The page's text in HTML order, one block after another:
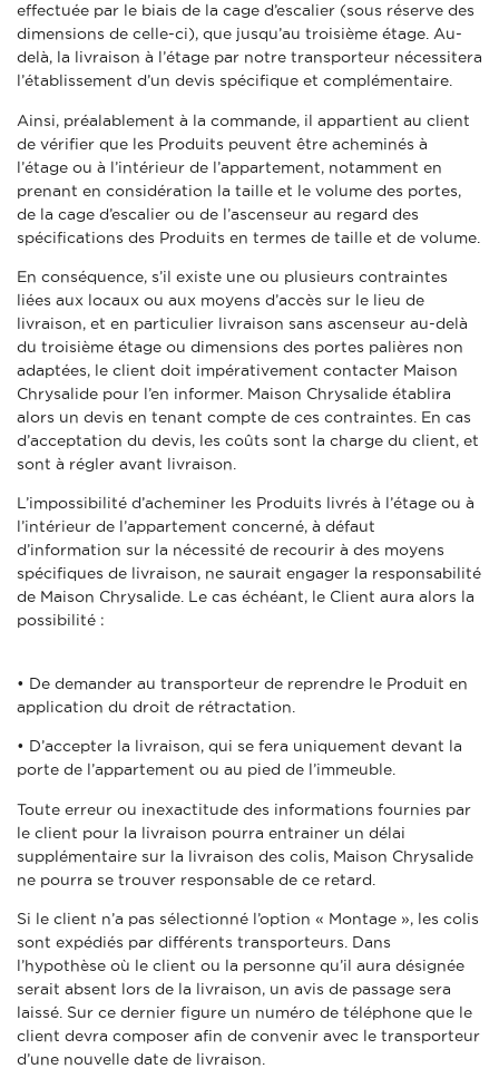
effectuée par le biais de la cage d’escalier (sous réserve des
dimensions de celle-ci), que jusqu’au troisième étage. Au-
delà, la livraison à l’étage par notre transporteur nécessitera
l’établissement d’un devis spécifique et complémentaire.
Ainsi, préalablement à la commande, il appartient au client
de vérifier que les Produits peuvent être acheminés à
l’étage ou à l’intérieur de l’appartement, notamment en
prenant en considération la taille et le volume des portes,
de la cage d’escalier ou de l’ascenseur au regard des
spécifications des Produits en termes de taille et de volume.
En conséquence, s’il existe une ou plusieurs contraintes
liées aux locaux ou aux moyens d’accès sur le lieu de
livraison, et en particulier livraison sans ascenseur au-delà
du troisième étage ou dimensions des portes palières non
adaptées, le client doit impérativement contacter Maison
Chrysalide pour l’en informer. Maison Chrysalide établira
alors un devis en tenant compte de ces contraintes. En cas
d’acceptation du devis, les coûts sont la charge du client, et
sont à régler avant livraison.
L’impossibilité d’acheminer les Produits livrés à l’étage ou à
l’intérieur de l’appartement concerné, à défaut
d’information sur la nécessité de recourir à des moyens
spécifiques de livraison, ne saurait engager la responsabilité
de Maison Chrysalide. Le cas échéant, le Client aura alors la
possibilité :
• De demander au transporteur de reprendre le Produit en
application du droit de rétractation.
• D’accepter la livraison, qui se fera uniquement devant la
porte de l’appartement ou au pied de l’immeuble.
Toute erreur ou inexactitude des informations fournies par
le client pour la livraison pourra entrainer un délai
supplémentaire sur la livraison des colis, Maison Chrysalide
ne pourra se trouver responsable de ce retard.
Si le client n’a pas sélectionné l’option « Montage », les colis
sont expédiés par différents transporteurs. Dans
l’hypothèse où le client ou la personne qu’il aura désignée
serait absent lors de la livraison, un avis de passage sera
laissé. Sur ce dernier figure un numéro de téléphone que le
client devra composer afin de convenir avec le transporteur
d’une nouvelle date de livraison.